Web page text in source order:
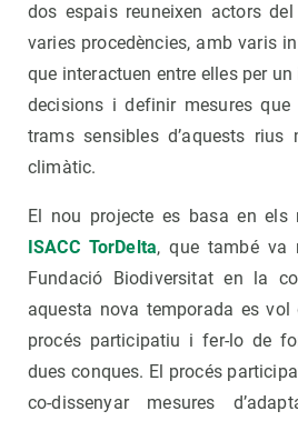
dos espais reuneixen actors
varies procedències, amb varis
que interactuen entre elles per
decisions i definir mesures
trams sensibles d’aquests rius
climàtic.
El nou projecte es basa en els
ISACC TorDelta, que també va
Fundació Biodiversitat en la
aquesta nova temporada es vol
procés participatiu i fer-lo de
dues conques. El procés
co-dissenyar mesures